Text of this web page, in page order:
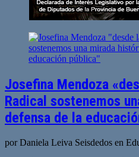
Josefina Mendoza
Radical sostenemos
defensa de la
por Daniela Leiva Seisdedos en